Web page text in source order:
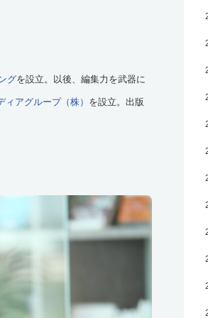
グを設立。以後、編集力を武器に
ィアグループ（株） を設立。出版